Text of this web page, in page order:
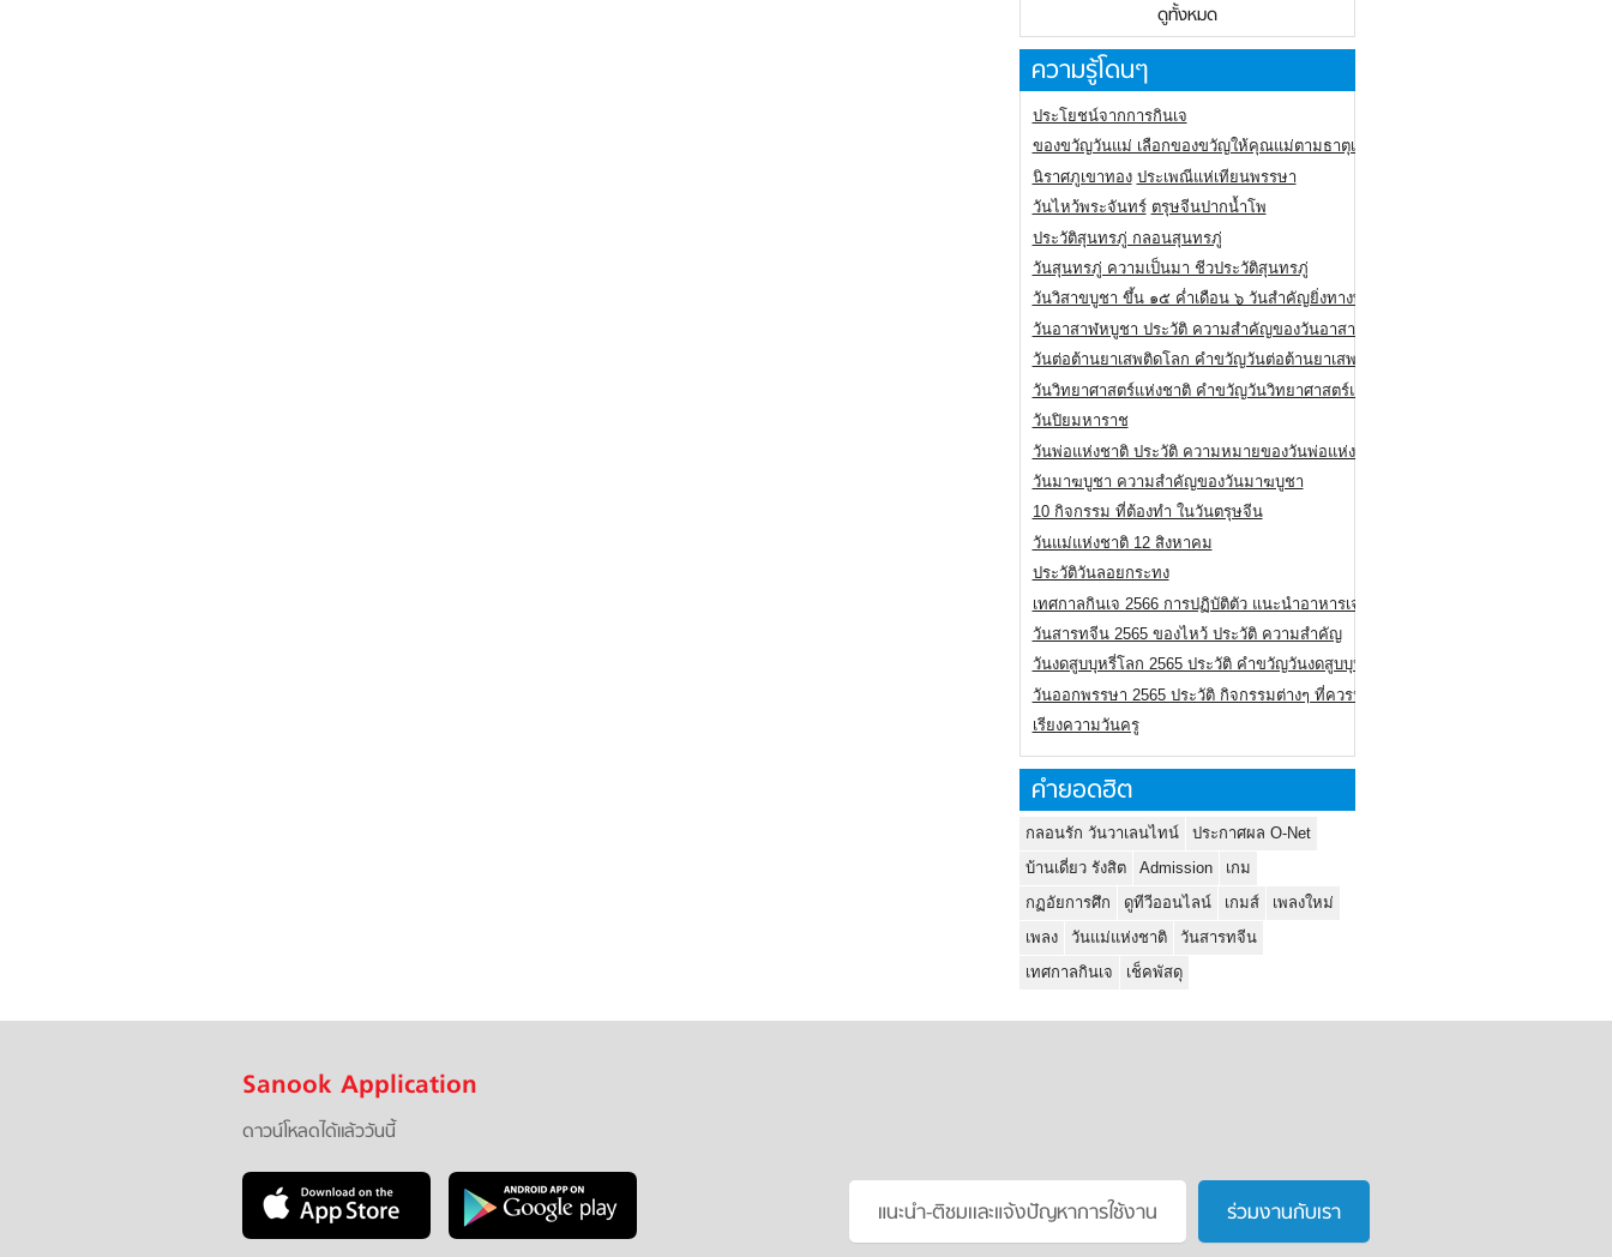
ดูทั้งหมด
ความรู้โดนๆ
ประโยชน์จากการกินเจ
ของขวัญวันแม่ เลือกของขวัญให้คุณแม่ตามธาตุเกิด
นิราศภูเขาทอง ประเพณีแห่เทียนพรรษา
วันไหว้พระจันทร์ ตรุษจีนปากน้ำโพ
ประวัติสุนทรภู่ กลอนสุนทรภู่
วันสุนทรภู่ ความเป็นมา ชีวประวัติสุนทรภู่
วันวิสาขบูชา ขึ้น ๑๕ ค่ำเดือน ๖ วันสำคัญยิ่งทางพระพุทธศาสนา
วันอาสาฬหบูชา ประวัติ ความสําคัญของวันอาสาฬหบูชา
วันต่อต้านยาเสพติดโลก คำขวัญวันต่อต้านยาเสพติดสากล
วันวิทยาศาสตร์แห่งชาติ คำขวัญวันวิทยาศาสตร์แห่งชาติ
วันปิยมหาราช
วันพ่อแห่งชาติ ประวัติ ความหมายของวันพ่อแห่งชาติ
วันมาฆบูชา ความสำคัญของวันมาฆบูชา
10 กิจกรรม ที่ต้องทำ ในวันตรุษจีน
วันแม่แห่งชาติ 12 สิงหาคม
ประวัติวันลอยกระทง
เทศกาลกินเจ 2566 การปฏิบัติตัว แนะนำอาหารเจ
วันสารทจีน 2565 ของไหว้ ประวัติ ความสำคัญ
วันงดสูบบุหรี่โลก 2565 ประวัติ คำขวัญวันงดสูบบุหรี่โลก
วันออกพรรษา 2565 ประวัติ กิจกรรมต่างๆ ที่ควรปฏิบัติ
เรียงความวันครู
คำยอดฮิต
กลอนรัก วันวาเลนไทน์
ประกาศผล O-Net
บ้านเดี่ยว รังสิต
Admission
เกม
กฏอัยการศึก
ดูทีวีออนไลน์ เกมส์
เพลงใหม่
เพลง
วันแม่แห่งชาติ
วันสารทจีน
เทศกาลกินเจ
เช็คพัสดุ
Sanook Application
ดาวน์โหลดได้แล้ววันนี้
แนะนำ-ติชมเเละแจ้งปัญหาการใช้งาน ร่วมงานกับเรา